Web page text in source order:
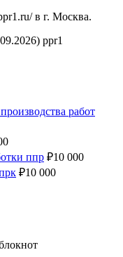
в г. Москва.
ppr1
работ
ппр ₽10 000
₽10 000